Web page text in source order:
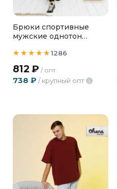
Брюки спортивные
мужские однотон
1286
812 ₽ / опт
738 ₽ / крупный опт i